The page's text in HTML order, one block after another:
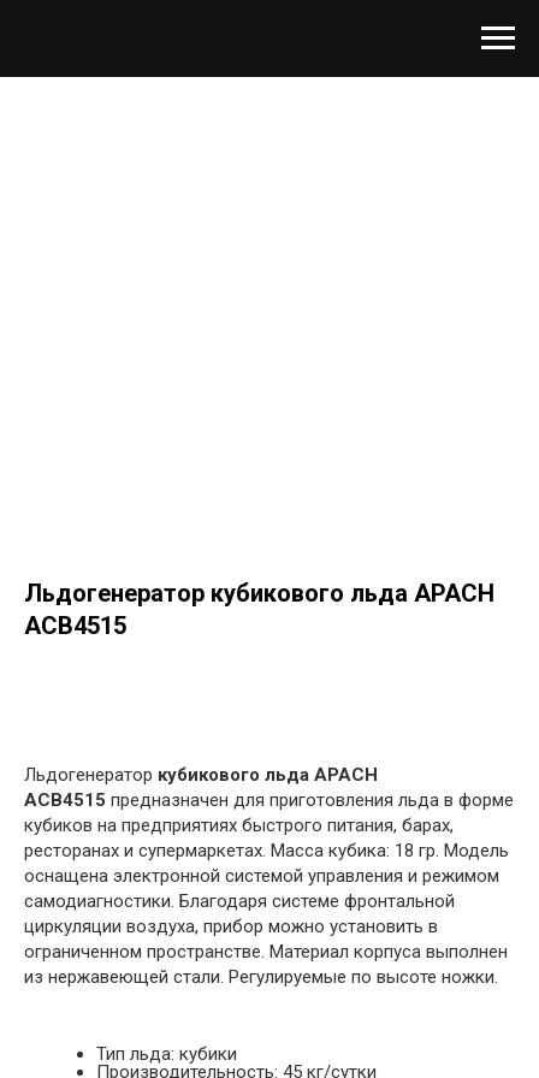
Льдогенератор кубикового льда APACH
ACB4515
Льдогенератор кубикового льда APACH
ACB4515 предназначен для приготовления льда в форме
кубиков на предприятиях быстрого питания, барах,
ресторанах и супермаркетах. Масса кубика: 18 гр. Модель
оснащена электронной системой управления и режимом
самодиагностики. Благодаря системе фронтальной
циркуляции воздуха, прибор можно установить в
ограниченном пространстве. Материал корпуса выполнен
из нержавеющей стали. Регулируемые по высоте ножки.
Тип льда: кубики
Производительность: 45 кг/сутки